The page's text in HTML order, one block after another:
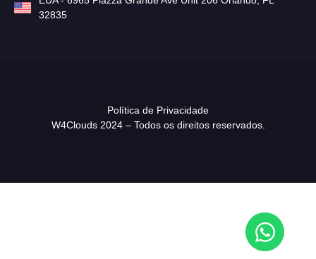
32835
W4Clouds 2024 – Todos os direitos reservados.
Política de Privacidade